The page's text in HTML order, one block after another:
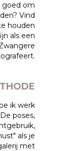
goed om
Vind
houden
als een
ik werk
poses,
als je
met